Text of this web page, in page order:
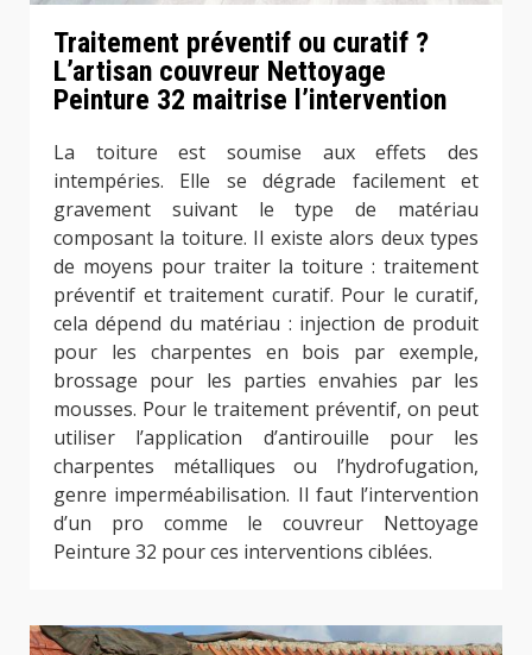
Traitement préventif ou curatif ?
L’artisan couvreur Nettoyage
Peinture 32 maitrise l’intervention
La toiture est soumise aux effets des
intempéries. Elle se dégrade facilement et
gravement suivant le type de matériau
composant la toiture. Il existe alors deux types
de moyens pour traiter la toiture : traitement
préventif et traitement curatif. Pour le curatif,
cela dépend du matériau : injection de produit
pour les charpentes en bois par exemple,
brossage pour les parties envahies par les
mousses. Pour le traitement préventif, on peut
utiliser l’application d’antirouille pour les
charpentes métalliques ou l’hydrofugation,
genre imperméabilisation. Il faut l’intervention
d’un pro comme le couvreur Nettoyage
Peinture 32 pour ces interventions ciblées.